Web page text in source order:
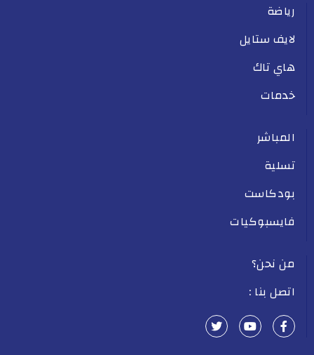
رياضة
لايف ستايل
هاي تاك
خدمات
المباشر
تسلية
بودكاست
فايسبوكيات
من نحن؟
اتصل بنا :